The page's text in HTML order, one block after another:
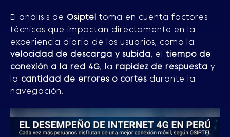
El análisis de Osiptel toma en cuenta factores
técnicos que impactan directamente en la
experiencia diaria de los usuarios, como la
velocidad de descarga y subida, el tiempo de
conexión a la red 4G, la rapidez de respuesta y
la cantidad de errores o cortes durante la
navegación.